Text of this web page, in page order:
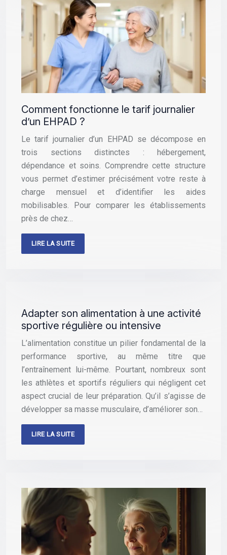
Comment fonctionne le tarif journalier
d’un EHPAD ?
Le tarif journalier d’un EHPAD se décompose en
trois sections distinctes : hébergement,
dépendance et soins. Comprendre cette structure
vous permet d’estimer précisément votre reste à
charge mensuel et d’identifier les aides
mobilisables. Pour comparer les établissements
près de chez…
LIRE LA SUITE
Adapter son alimentation à une activité
sportive régulière ou intensive
L’alimentation constitue un pilier fondamental de la
performance sportive, au même titre que
l’entraînement lui-même. Pourtant, nombreux sont
les athlètes et sportifs réguliers qui négligent cet
aspect crucial de leur préparation. Qu’il s’agisse de
développer sa masse musculaire, d’améliorer son…
LIRE LA SUITE